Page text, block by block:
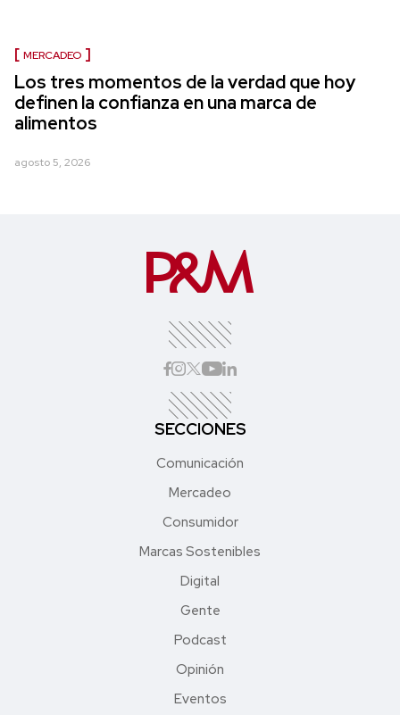
MERCADEO
Los tres momentos de la verdad que hoy
definen la confianza en una marca de
alimentos
agosto 5, 2026
SECCIONES
Comunicación
Mercadeo
Consumidor
Marcas Sostenibles
Digital
Gente
Podcast
Opinión
Eventos